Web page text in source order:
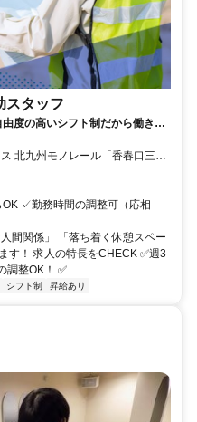
スタッフ
度の高いシフト制だから働きや
✓勤務時間の調整可（応相
間関係」 「落ち着く休憩スペー
す！ 求人の特長をCHECK ✅週3
整OK！ ✅...
シフト制 昇給あり